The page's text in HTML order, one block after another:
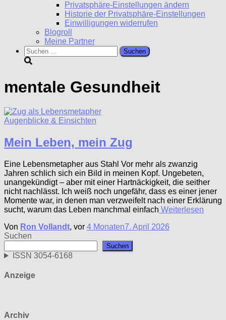
Privatsphäre-Einstellungen ändern
Historie der Privatsphäre-Einstellungen
Einwilligungen widerrufen
Blogroll
Meine Partner
Suchen
nach:
mentale Gesundheit
Augenblicke & Einsichten
Mein Leben, mein Zug
Eine Lebensmetapher aus Stahl Vor mehr als zwanzig
Jahren schlich sich ein Bild in meinen Kopf. Ungebeten,
unangekündigt – aber mit einer Hartnäckigkeit, die seither
nicht nachlässt. Ich weiß noch ungefähr, dass es einer jener
Momente war, in denen man verzweifelt nach einer Erklärung
sucht, warum das Leben manchmal einfach Weiterlesen
Von Ron Vollandt, vor 4 Monaten7. April 2026
Suchen
Suchen
ISSN 3054-6168
Anzeige
Archiv